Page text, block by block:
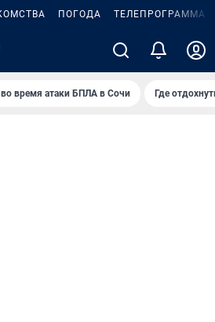
ПОГОДА ТЕЛЕПРОГРАММА
во время атаки БПЛА в Сочи Где